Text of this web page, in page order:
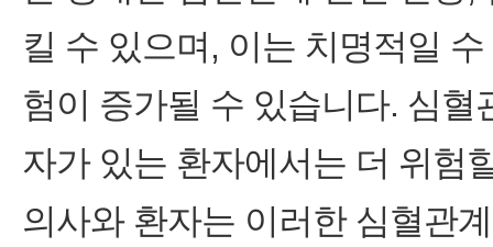
킬 수 있으며, 이는 치명적일
험이 증가될 수 있습니다. 심
자가 있는 환자에서는 더 위험
의사와 환자는 이러한 심혈관